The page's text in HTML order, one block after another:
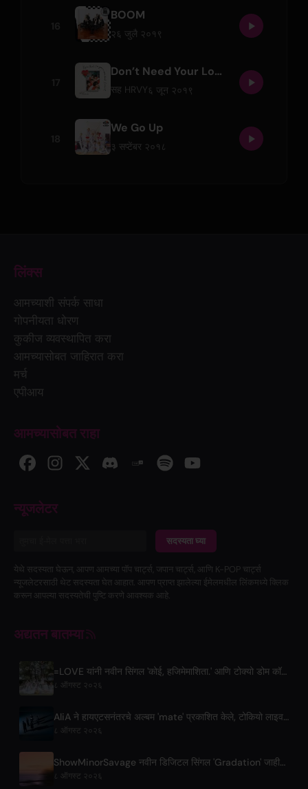
BOOM
२६ जुलै २०१९
Don’t Need Your Love
सह HRVY६ जून २०१९
We Go Up
३ सप्टेंबर २०१८
लिंक्स
आमच्याशी संपर्क साधा
गोपनीयता धोरण
कुकीज व्यवस्थापित करा
आमच्यासोबत जाहिरात करा
मर्च
एपीआय
आमच्यासोबत राहा
न्यूजलेटर
सदस्यता घ्या
येथे सदस्यता घेऊन, आपण आमच्या पॉप चार्ट्स, जपान चार्ट्स, आणि K-POP चार्ट्स
न्यूजलेटरसाठी थेट सदस्यता घेत आहात. आपण प्राप्त झालेल्या ईमेलमधील लिंकमध्ये क्लिक
करून आपल्या सदस्यतेची पुष्टि करणे आवश्यक आहे.
अद्यतन बातम्या
=LOVE यांनी नवीन सिंगल 'कोई, हजिमेमाशिता.' आणि टोक्यो डोम कॉन्सर्ट्सची घोषणा केली
८ ऑगस्ट २०२६
AliA ने हायएटसनंतरचे अल्बम 'mate' प्रकाशित केले, टोकियो लाइवची घोषणा केली
८ ऑगस्ट २०२६
ShowMinorSavage नवीन डिजिटल सिंगल 'Gradation' जाहीर करतात
८ ऑगस्ट २०२६